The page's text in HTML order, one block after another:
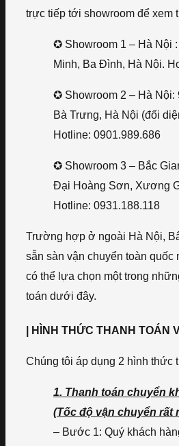
trực tiếp tới showroom để xem
✪ Showroom 1 – Hà Nội
Minh, Ba Đình, Hà Nội.
✪ Showroom 2 – Hà Nội:
Bà Trưng, Hà Nội (đối
Hotline: 0901.989.686
✪ Showroom 3 – Bắc
Đại Hoàng Sơn, Xương
Hotline: 0931.188.118
Trường hợp ở ngoài Hà Nội,
sẵn sàn vận chuyển toàn quốc
có thể lựa chọn một trong
toán dưới đây.
| HÌNH THỨC THANH TOÁN
Chúng tôi áp dụng 2 hình thức
1. Thanh toán chuyển
(Tốc độ vận chuyển rất
– Bước 1: Quý khách